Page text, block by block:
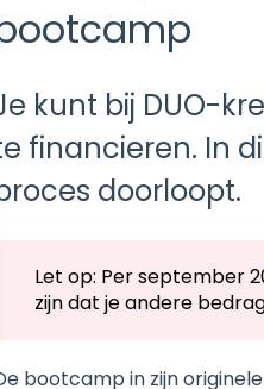
kunt bij DUO-
financieren. In
doorloopt.
Let op: Per september
zijn dat je andere
bootcamp in zijn